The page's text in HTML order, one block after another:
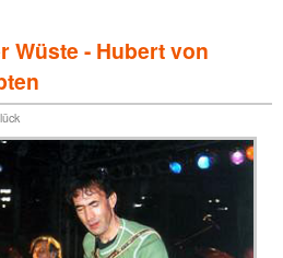
Wüste - Hubert von